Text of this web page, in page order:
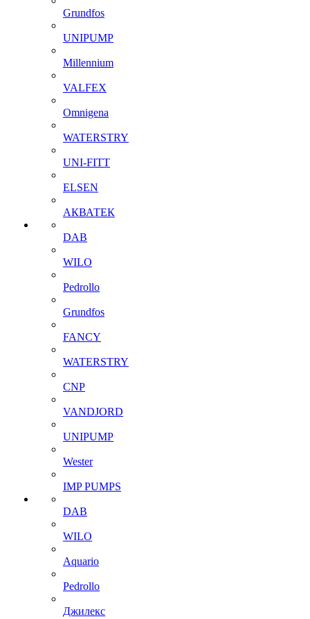
Grundfos
UNIPUMP
Millennium
VALFEX
Omnigena
WATERSTRY
UNI-FITT
ELSEN
АКВАТЕК
DAB
WILO
Pedrollo
Grundfos
FANCY
WATERSTRY
CNP
VANDJORD
UNIPUMP
Wester
IMP PUMPS
DAB
WILO
Aquario
Pedrollo
Джилекс